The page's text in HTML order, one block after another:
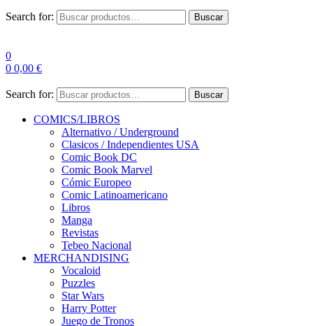
Search for: Buscar
0
0 0,00 €
Search for: Buscar
COMICS/LIBROS
Alternativo / Underground
Clasicos / Independientes USA
Comic Book DC
Comic Book Marvel
Cómic Europeo
Comic Latinoamericano
Libros
Manga
Revistas
Tebeo Nacional
MERCHANDISING
Vocaloid
Puzzles
Star Wars
Harry Potter
Juego de Tronos